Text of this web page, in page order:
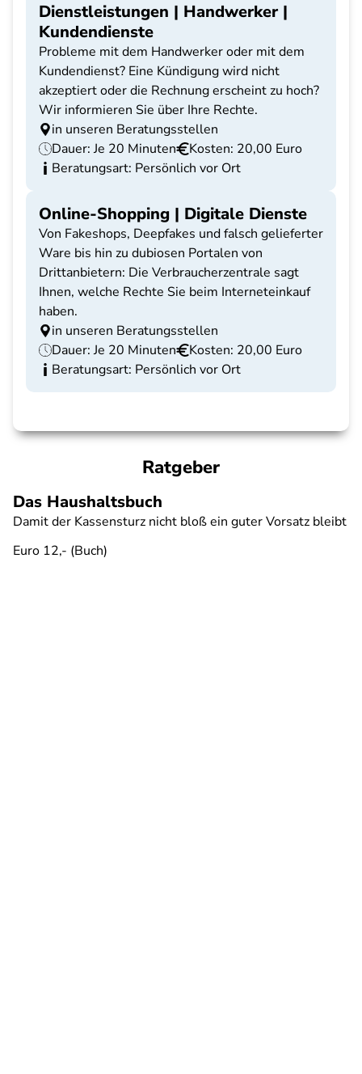
Dienstleistungen | Handwerker |
Kundendienste
Probleme mit dem Handwerker oder mit dem
Kundendienst? Eine Kündigung wird nicht
akzeptiert oder die Rechnung erscheint zu hoch?
Wir informieren Sie über Ihre Rechte.
in unseren Beratungsstellen
Dauer: Je 20 Minuten
Kosten: 20,00 Euro
Beratungsart: Persönlich vor Ort
Online-Shopping | Digitale Dienste
Von Fakeshops, Deepfakes und falsch gelieferter
Ware bis hin zu dubiosen Portalen von
Drittanbietern: Die Verbraucherzentrale sagt
Ihnen, welche Rechte Sie beim Interneteinkauf
haben.
in unseren Beratungsstellen
Dauer: Je 20 Minuten
Kosten: 20,00 Euro
Beratungsart: Persönlich vor Ort
Ratgeber
Das Haushaltsbuch
Damit der Kassensturz nicht bloß ein guter Vorsatz bleibt
Euro 12,- (Buch)